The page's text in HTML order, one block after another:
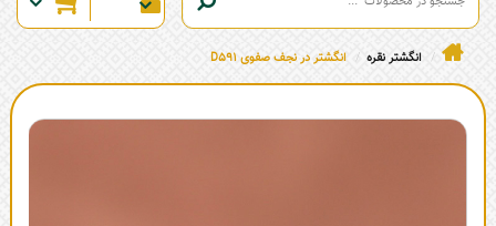
انگشتر نقره انگشتر در نجف صفوی D591